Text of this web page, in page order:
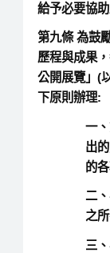
給予必要協
第九條為鼓
歷程與成果
公開展覽」(
下原則辦理:
一
出
的
二
之
三